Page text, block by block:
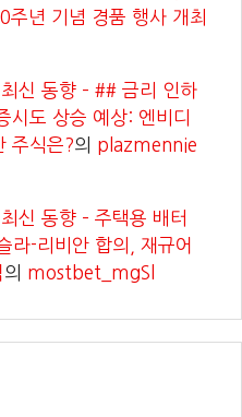
주년 기념 경품 행사 개최
신 동향 – ## 금리 인하
시도 상승 예상: 엔비디
주식은?의 plazmennie
신 동향 – 주택용 배터
라-리비안 합의, 재규어
의 mostbet_mgSl